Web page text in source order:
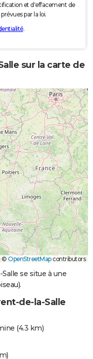
et d'effacement de
par la loi.
.
sur la carte de
© OpenStreetMapcontributors
se situe à une
de-la-Salle
(4.3 km)